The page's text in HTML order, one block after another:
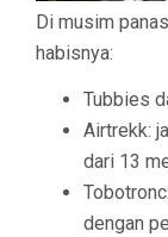
Di musim
habisnya:
Tubbies
Airtrekk:
dari 13
dengan